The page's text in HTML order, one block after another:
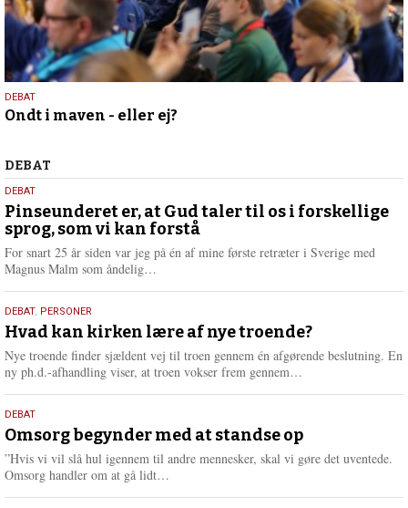
18.
april
DEBAT
Ondt i maven - eller ej?
Debat
DEBAT
5.
august
2026
DEBAT
Pinseunderet er, at Gud taler til os i forskellige
sprog, som vi kan forstå
For snart 25 år siden var jeg på én af mine første retræter i Sverige med
Magnus Malm som åndelig…
e
r
e
25.
juli
2026
DEBAT, PERSONER
Hvad kan kirken lære af nye troende?
Nye troende finder sjældent vej til troen gennem én afgørende beslutning. En
ny ph.d.-afhandling viser, at troen vokser frem gennem…
e
r
e
9.
juli
2026
DEBAT
Omsorg begynder med at standse op
”Hvis vi vil slå hul igennem til andre mennesker, skal vi gøre det uventede.
Omsorg handler om at gå lidt…